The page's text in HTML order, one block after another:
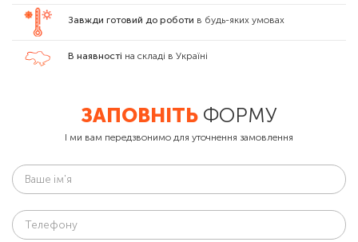
ЗАПОВНІТЬ ФОРМУ
І ми вам передзвонимо для уточнення замовлення
Завжди готовий до роботи в будь-яких умовах
В наявності на складі в Україні